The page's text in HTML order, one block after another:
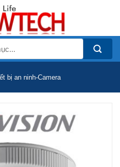
bị an ninh-Camera